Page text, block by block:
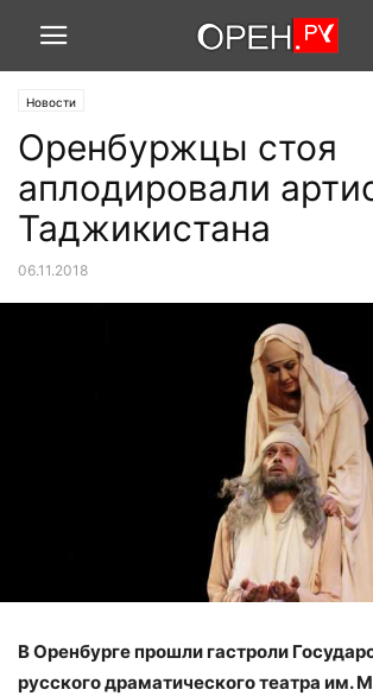
Новости
Оренбуржцы стоя
аплодировали
Таджикистана
06.11.2018
В Оренбурге прошли гастроли
русского драматического театра им.